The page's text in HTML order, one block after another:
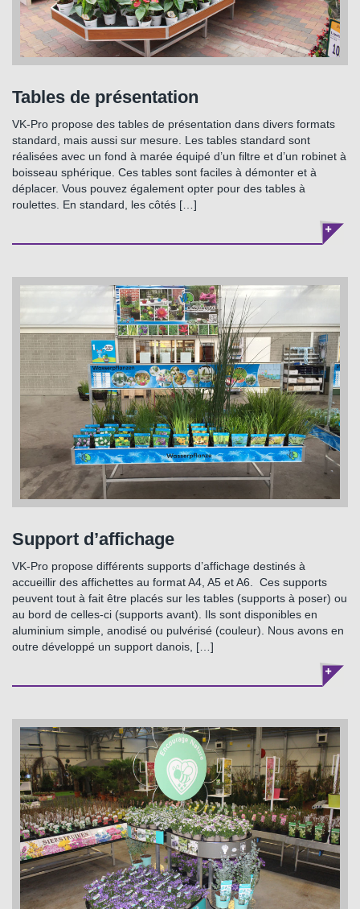
Tables de présentation
VK-Pro propose des tables de présentation dans divers formats
standard, mais aussi sur mesure. Les tables standard sont
réalisées avec un fond à marée équipé d’un filtre et d’un robinet à
boisseau sphérique. Ces tables sont faciles à démonter et à
déplacer. Vous pouvez également opter pour des tables à
roulettes. En standard, les côtés […]
Support d’affichage
VK-Pro propose différents supports d’affichage destinés à
accueillir des affichettes au format A4, A5 et A6. Ces supports
peuvent tout à fait être placés sur les tables (supports à poser) ou
au bord de celles-ci (supports avant). Ils sont disponibles en
aluminium simple, anodisé ou pulvérisé (couleur). Nous avons en
outre développé un support danois, […]